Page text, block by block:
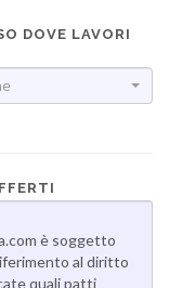
DOVE LAVORI